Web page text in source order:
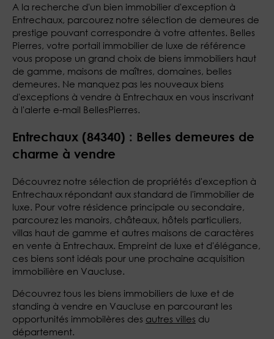
A la recherche d'un bien immobilier d'exception à
Entrechaux, parcourez notre sélection de demeures de
prestige pouvant correspondre à votre attentes. Belles
Pierres, votre portail immobilier de luxe de référence
vous propose un grand choix de biens immobiliers haut
de gamme, maisons de maîtres, domaines, belles
demeures. Ne manquez pas les nouveaux biens
d'exceptions à vendre à Entrechaux en vous inscrivant
à l'alerte e-mail BellesPierres.
Entrechaux (84340) : Belles demeures de
charme à vendre
Découvrez notre sélection de propriétés d'exception à
Entrechaux répondant aux standard de l'immobilier de
luxe. Pour votre résidence principale ou secondaire,
parcourez les manoirs, châteaux, hôtels particuliers,
villas haut de gamme et autres maisons de caractères
en vente à Entrechaux. Empreint de luxe et d'élégance,
ces biens sont idéals pour une prochaine acquisition
immobilière en Vaucluse.
Découvrez tous les biens immobiliers de luxe et de
standing à vendre en Vaucluse en parcourant les
opportunités immobilères des autres villes du
département.